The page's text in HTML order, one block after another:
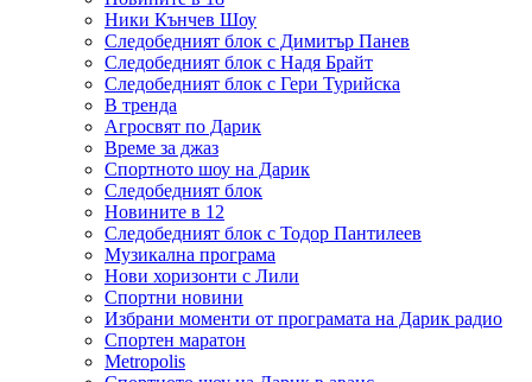
Ники Кънчев Шоу
Следобедният блок с Димитър Панев
Следобедният блок с Надя Брайт
Следобедният блок с Гери Турийска
В тренда
Агросвят по Дарик
Време за джаз
Спортното шоу на Дарик
Следобедният блок
Новините в 12
Следобедният блок с Тодор Пантилеев
Музикална програма
Нови хоризонти с Лили
Спортни новини
Избрани моменти от програмата на Дарик радио
Спортен маратон
Metropolis